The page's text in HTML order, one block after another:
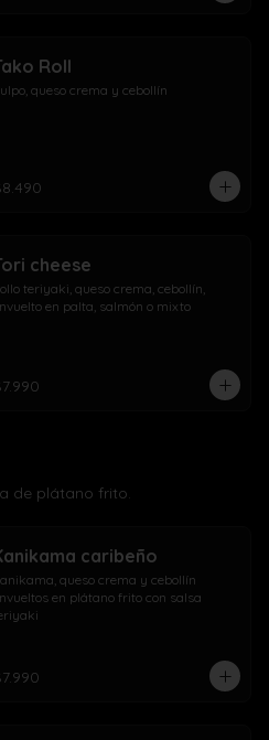
Roll
queso crema y cebollín
cheese
teriyaki, queso crema, cebollín,
en palta, salmón o mixto
de plátano frito.
caribeño
queso crema y cebollín
en plátano frito con salsa